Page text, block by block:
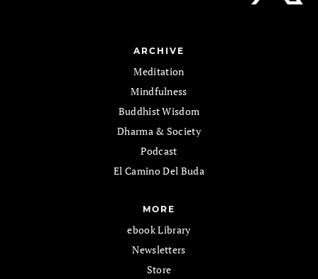
ARCHIVE
Meditation
Mindfulness
Buddhist Wisdom
Dharma & Society
Podcast
El Camino Del Buda
MORE
ebook Library
Newsletters
Store